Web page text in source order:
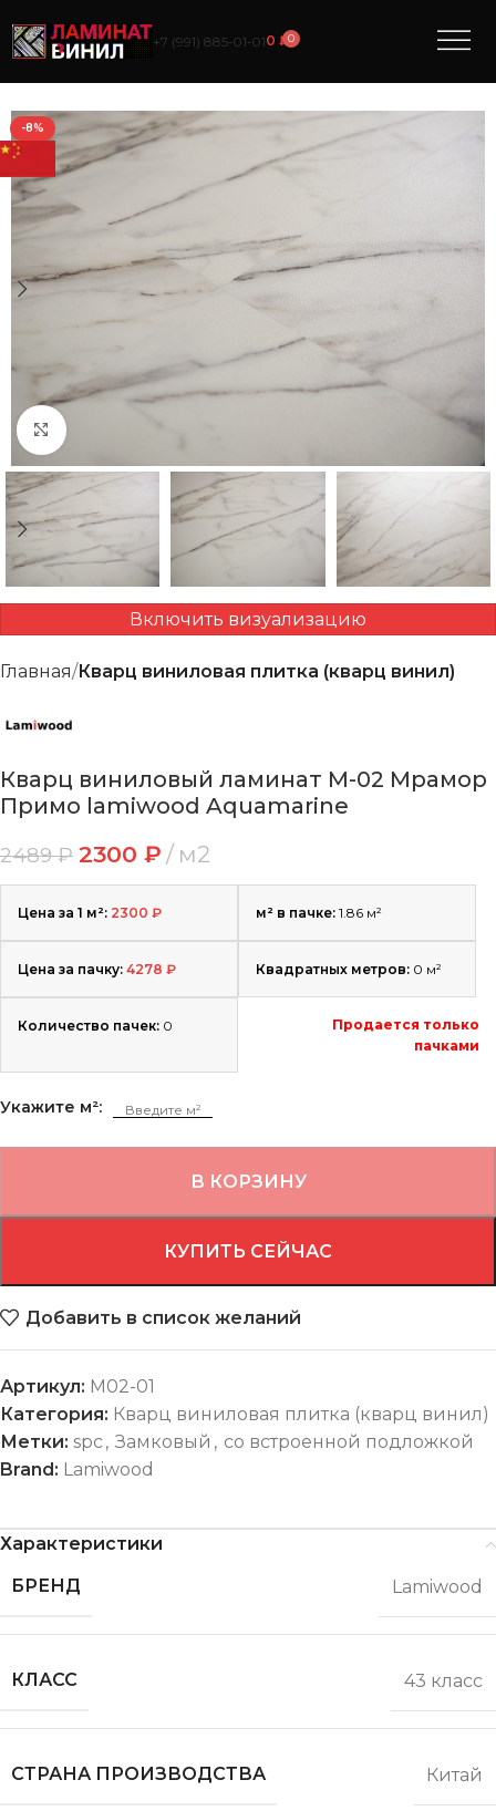
+7 (991) 885‑01‑010₽0
-8%
Нажмите, чтобы увеличить
Включить визуализацию
Главная Кварц виниловая плитка (кварц винил)
Кварц виниловый ламинат M-02 Мрамор
Примо lamiwood Aquamarine
2489₽ 2300 ₽ м2
Цена за 1 м²: 2300 ₽ м² в пачке: 1.86 м²
Цена за пачку: 4278 ₽ Квадратных метров: 0 м²
Количество пачек: 0
Продается только
пачками
Укажите м²:
В КОРЗИНУ
КУПИТЬ СЕЙЧАС
Добавить в список желаний
Артикул: M02-01
Категория: Кварц виниловая плитка (кварц винил)
Метки: spc, Замковый , со встроенной подложкой
Brand: Lamiwood
Характеристики
БРЕНД
Lamiwood
КЛАСС 43 класс
СТРАНА ПРОИЗВОДСТВА Китай